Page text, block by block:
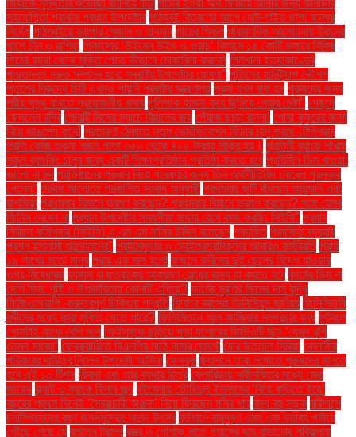
সহযোগিতা প্রার্থনা প্রধান উপদেষ্টার পাঠ্যবই বিতরণের আগে নোট-গাইড ছাপা বন্ধের
নির্দেশ পাঠ্যবইয়ে র‍্যাপার সেজান ও হান্নান পায়ের শিকল পারমাণবিক আলোচনায় ইরানের
পাশে চীন ও রাশিয়া পিকাসোর ‘উইমেন উইথ এ ওয়াচ’ নিলামে ১৪ কোটি ডলারে বিক্রি
পিঠের ব্যথা থেকে মুক্তি পেতে কীভাবে মোকাবিলা করবেন পিলখানা হত্যাকাণ্ডের
পুনঃতদন্ত দ্রুত সম্পন্ন হবে: স্বরাষ্ট্র উপদেষ্টার ঘোষণা" পুতিনের হানিট্র্যাপ কৌশল
পুতুলের বিরুদ্ধে চিঠি এখনও পায়নি পররাষ্ট্র মন্ত্রণালয় পুরুষ যখন বাবা হন পুরুষদের জন্য
শরীর সুস্থ রাখতে প্রয়োজনীয় খাবার পুলিশকে হামলা করে ছিনিয়ে নেয়ার চেষ্টা" পেছনে
ফেললেন রদ্রি পেনাল্টি মিসের ম্যাচে রিয়ালের জয় পেঁয়াজ ছাড়া রান্না! পোষা কুকুরের জন্য
বিয়ে ভাঙলেন কনে! প্রতারণা ঠেকাতে নতুন ভেরিফিকেশন ফিচার চালু করছে টেলিগ্রাম
প্রতি কেজি শুকনা শজন পাতা ৩৫০ থেকে ৪০০ টাকায় বিক্রি হয়। প্রতিটি ব্যাংক শাখায়
স্কুল ব্যাংকিং চালুর জন্য একটি শিক্ষাপ্রতিষ্ঠান প্রতিষ্ঠা করতে হবে প্রতিদিন ডিম খাওয়া:
ভালো না মন্দ প্রতিষ্ঠানের প্রভাব নিয়ে গবেষণার জন্য তিন অর্থনীতিবিদ নোবেল পুরস্কার
পেলেন" প্রথম আলোতে প্রকাশিত সংবাদ অনুযায়ী প্রথমবার জুটি বাঁধছেন আয়ুষ্মান এবং
রাশমিকা প্রথমবার বিমানে ভ্রমণ করছেন? প্রথমবার বিমানে ভ্রমণ করছেন? সঙ্গে যেসব
জিনিস নেবেন না প্রধান উপদেষ্টার সময়সীমা মাথায় রেখে কাজ করছি: সিইসি" প্রধান
নির্বাচন কমিশনার (সিইসি) এ এম এম নাসির উদ্দিন বলেছেন প্রযুক্তি প্রযুক্তি ব্যবহার
প্রশ্ন ইসলামী আন্দোলনের" প্রাইমমুভার ও ট্রেইলরশ্রমিকদের আবারও কর্মবিরতি প্রায়
১৯ লাখের মতো মানুষ প্রায় এক মাস হলো ফজলে করিমের দুই ছেলের বিদেশ যাওয়ার
ওপর নিষেধাজ্ঞা ফাঙ্গাস বা ছত্রাকের আক্রমণ রোধের জন্য যা করতে হবে ফার্মের ডিম না
দেশি ডিম: পুষ্টি ও উপকারিতায় কোনটি এগিয়ে? ফার্মের মুরগির ডিমের দাম বৃদ্ধি
ফিজিওথেরাপি -গুরুত্বপূর্ণ চিকিৎসা পদ্ধতি ফিফার বর্ষসেরা ভিনিসিয়ুস জুনিয়র ফিলিস্তিনি
বন্দীদের মধ্যে কারা মুক্তি পেতে পারে? ফিলিস্তিনে আল জাজিরার সম্প্রচার বন্ধ ফুটবলে
গোলটাই থাকে বেশি মনে ফেইসবুকে ছড়িয়ে পড়া যশোরের ভিডিওটি ছিল ‘যেমন খুশি
তেমন সাজো’ ফেব্রুয়ারিতে বিএনপির মাঠে নামার ঘোষণা ফের উত্তাল সিরিয়া ফেলানীর
পরিবারের দায়িত্ব নিলেন উপদেষ্টা আসিফ ফেসবুক ফ্যাশনে তাক লাগাতে পুরুষদের মানতে
হবে এই ১০ টিপস ফ্রিদা এবং তার ব্যথার চিত্র ফ্লোরিডায় নারীশক্তির মধ্যে সেরা
জায়েদ ফ্ল্যাট ও ব্যাংক হিসাব জব্দ বইমেলায় তৌহিদুল ইসলামের ‘বিয়ে বাড়িতে ইয়ে’
বছরের প্রথম দিনেই ‘স্বৈরাচারী অঞ্জনা’ নিয়ে ফিরছেন মনির খান বন্ধ বহু সড়ক বরিশালে
চ্যাম্পিয়নদের বরণ জনসমুদ্রের আনন্দ উৎসব বর্তমানে বায়ুদূষণ এমন এক ভয়াবহ পর্যায়ে
পৌঁছে গেছে যে বললেন ট্রাম্প বস্ত্র ও পোশাক খাতে গ্যাসের দাম বাড়ানোর পরিকল্পনা